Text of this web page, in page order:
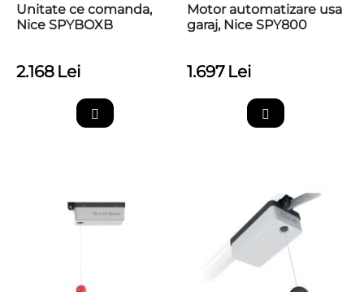
Unitate ce comanda,
Nice SPYBOXB
2.168 Lei
Motor automatizare usa
garaj, Nice SPY800
1.697 Lei